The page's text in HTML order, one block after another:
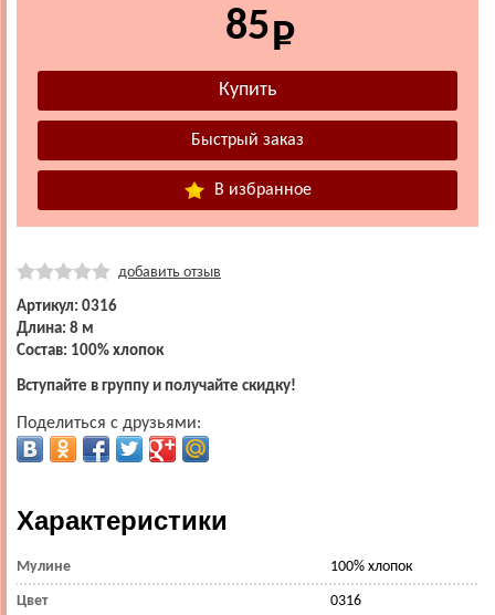
85
В избранное
добавить отзыв
Артикул: 0316
Длина: 8 м
Состав: 100% хлопок
Вступайте в группу и получайте скидку!
Поделиться с друзьями:
Характеристики
Мулине 100% хлопок
Цвет 0316